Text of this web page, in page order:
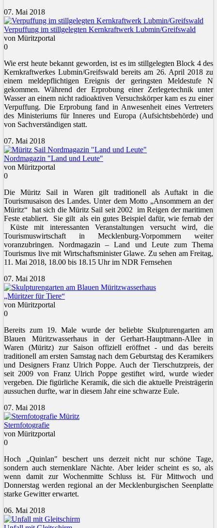
07. Mai 2018
Verpuffung im stillgelegten Kernkraftwerk Lubmin/Greifswald
von Müritzportal
0
Wie erst heute bekannt geworden, ist es im stillgelegten Block 4 des
Kernkraftwerkes Lubmin/Greifswald bereits am 26. April 2018 zu
einem meldepflichtigen Ereignis der geringsten Meldestufe N
gekommen. Während der Erprobung einer Zerlegetechnik unter
Wasser an einem nicht radioaktiven Versuchskörper kam es zu einer
Verpuffung. Die Erprobung fand in Anwesenheit eines Vertreters
des Ministeriums für Inneres und Europa (Aufsichtsbehörde) und
von Sachverständigen statt.
07. Mai 2018
Nordmagazin "Land und Leute"
von Müritzportal
0
Die Müritz Sail in Waren gilt traditionell als Auftakt in die
Tourismusaison des Landes. Unter dem Motto „Ansommern an der
Müritz“ hat sich die Müritz Sail seit 2002 im Reigen der maritimen
Feste etabliert. Sie gilt als ein gutes Beispiel dafür, wie fernab der
Küste mit interessanten Veranstaltungen versucht wird, die
Tourismuswirtschaft in Mecklenburg-Vorpommern weiter
voranzubringen. Nordmagazin – Land und Leute zum Thema
Tourismus live mit Wirtschaftsminister Glawe. Zu sehen am Freitag,
11. Mai 2018, 18.00 bis 18.15 Uhr im NDR Fernsehen
07. Mai 2018
„Müritzer für Tiere“
von Müritzportal
0
Bereits zum 19. Male wurde der beliebte Skulpturengarten am
Blauen Müritzwasserhaus in der Gerhart-Hauptmann-Allee in
Waren (Müritz) zur Saison offiziell eröffnet - und das bereits
traditionell am ersten Samstag nach dem Geburtstag des Keramikers
und Designers Franz Ulrich Poppe. Auch der Tierschutzpreis, der
seit 2009 von Franz Ulrich Poppe gestiftet wird, wurde wieder
vergeben. Die figürliche Keramik, die sich die aktuelle Preisträgerin
aussuchen durfte, war in diesem Jahr eine schwarze Eule.
07. Mai 2018
Sternfotografie
von Müritzportal
0
Hoch „Quinlan" beschert uns derzeit nicht nur schöne Tage,
sondern auch sternenklare Nächte. Aber leider scheint es so, als
wenn damit zur Wochenmitte Schluss ist. Für Mittwoch und
Donnerstag werden regional an der Mecklenburgischen Seenplatte
starke Gewitter erwartet.
06. Mai 2018